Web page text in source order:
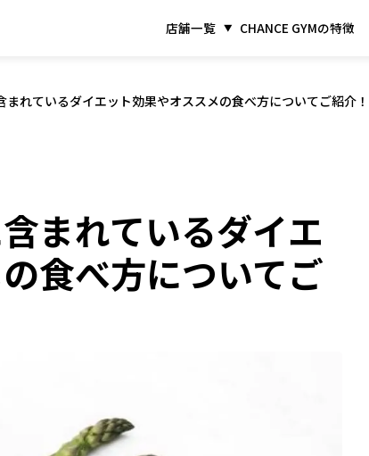
店舗一覧 CHANCE GYMの特徴
れているダイエット効果やオススメの食べ方についてご紹介！
まれているダイエ
食べ方についてご